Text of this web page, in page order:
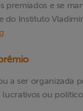
premiados e se
do Instituto
a ser organizada
lucrativos ou